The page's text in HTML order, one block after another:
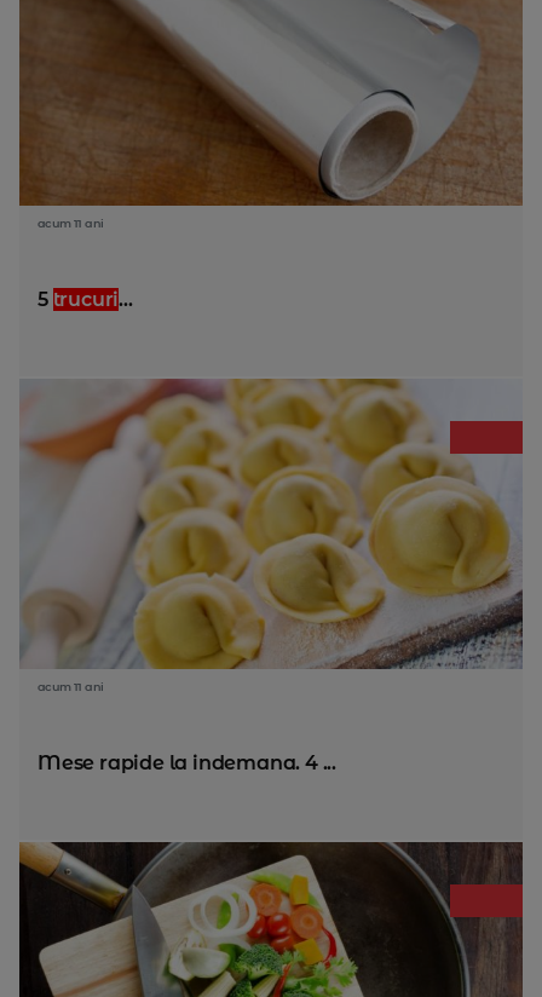
acum 11 ani
5 trucuri...
acum 11 ani
Mese rapide la indemana. 4 ...